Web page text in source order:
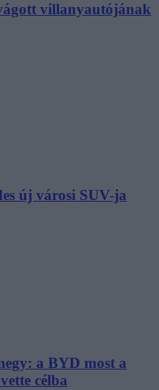
villanyautójának
új városi SUV-ja
a BYD most a
célba